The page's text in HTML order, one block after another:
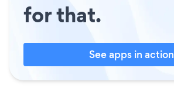
for that.
See apps in action